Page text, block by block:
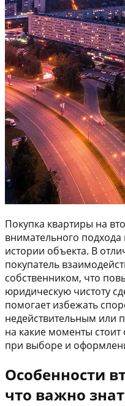
Покупка квартиры на
внимательного
истории объекта. В
покупатель
собственником, что
юридическую чистоту
помогает избежать
недействительным или
на какие моменты
при выборе и
Особенности
что важно